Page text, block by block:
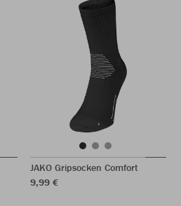
JAKO Gripsocken Comfort
9,99 €